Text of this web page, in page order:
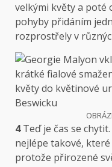
velkými květy a poté
pohyby přidáním
rozprostřely v
4Teď je čas se
nejlépe takové,
protože přirozené